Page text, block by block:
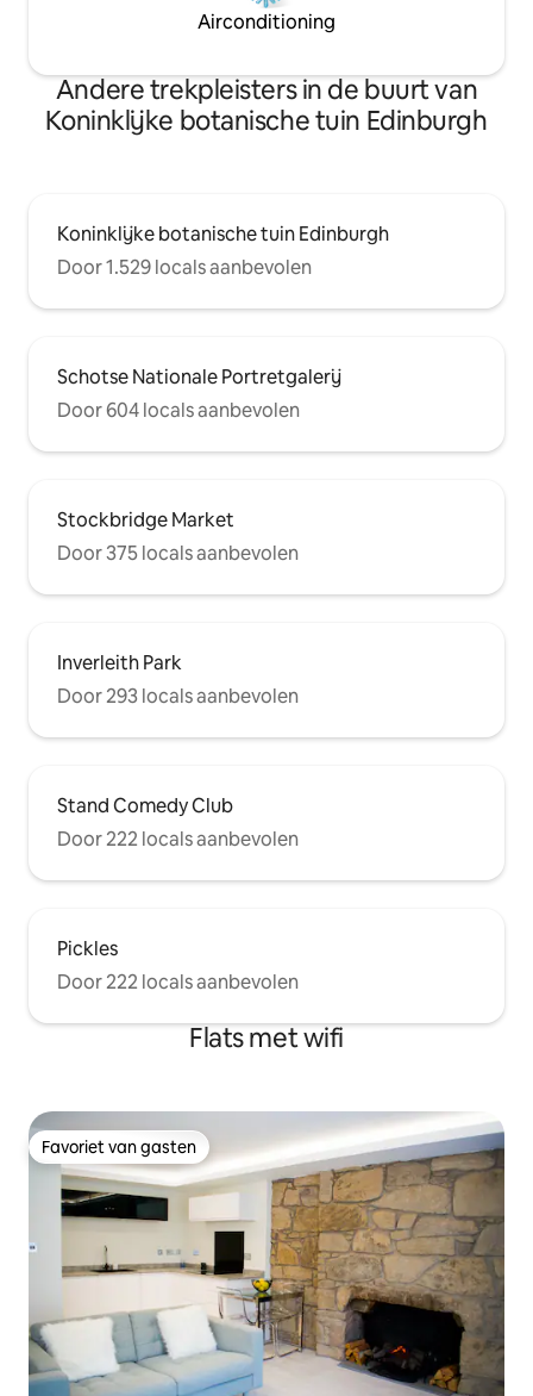
Airconditioning
Andere trekpleisters in de buurt van
Koninklijke botanische tuin Edinburgh
Koninklijke botanische tuin Edinburgh
Door 1.529 locals aanbevolen
Schotse Nationale Portretgalerij
Door 604 locals aanbevolen
Stockbridge Market
Door 375 locals aanbevolen
Inverleith Park
Door 293 locals aanbevolen
Stand Comedy Club
Door 222 locals aanbevolen
Pickles
Door 222 locals aanbevolen
Flats met wifi
Favoriet van gasten
Favoriet van gasten